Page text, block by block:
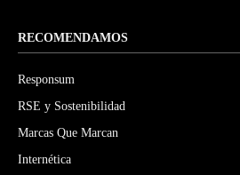
RECOMENDAMOS
Responsum
RSE y Sostenibilidad
Marcas Que Marcan
Internética